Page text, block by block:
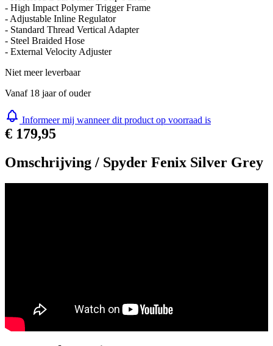
- High Impact Polymer Trigger Frame
- Adjustable Inline Regulator
- Standard Thread Vertical Adapter
- Steel Braided Hose
- External Velocity Adjuster
Niet meer leverbaar
Vanaf 18 jaar of ouder
Informeer mij wanneer dit product op voorraad is
€ 179,95
Omschrijving / Spyder Fenix Silver Grey